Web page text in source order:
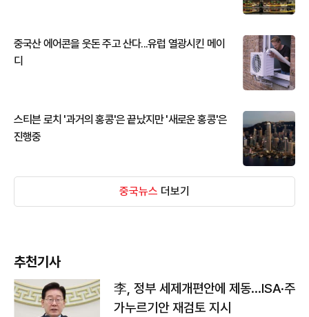
중국산 에어콘을 웃돈 주고 산다...유럽 열광시킨 메이
디
스티븐 로치 '과거의 홍콩'은 끝났지만 '새로운 홍콩'은
진행중
중국뉴스 더보기
추천기사
李, 정부 세제개편안에 제동…ISA·주
가누르기안 재검토 지시